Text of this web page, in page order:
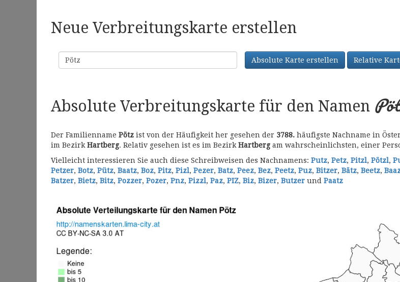
Neue Verbreitungskarte erstellen
Familienname Absolute Karte erstellen Relative
Absolute Verbreitungskarte für den Namen
Der Familienname Pötz ist von der Häufigkeit her gesehen der 3788. häufigste Nachname in
im BezirkHartberg. Relativ gesehen ist es im BezirkHartberg am wahrscheinlichsten, einer
Vielleicht interessieren Sie auch diese Schreibweisen des Nachnamens: Putz, Petz, Pitzl, Pötzl,
Petzer, Botz, Pütz, Baatz, Boz, Pitz, Pizl, Pezer, Batz, Peez, Bez, Peetz, Puz, Bitzer, Bätz, Beetz,
Batzer, Bietz, Bitz, Pozzer, Pozer, Pnz, Pizzl, Paz, PIZ, Biz, Bizer, Butzer und Paatz